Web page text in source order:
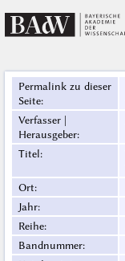
Permalink zu dieser
Seite:
Verfasser |
Herausgeber:
Titel:
Ort:
Jahr:
Reihe:
Bandnummer: